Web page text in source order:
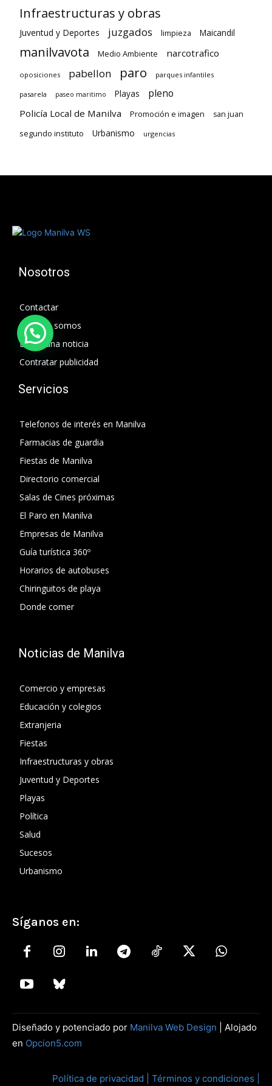
Infraestructuras y obras
Juventud y Deportes juzgados limpieza Maicandil
manilvavota Medio Ambiente narcotrafico
oposiciones pabellon paro parques infantiles
pasarela paseo maritimo Playas pleno
Policía Local de Manilva Promoción e imagen san juan
segundo instituto Urbanismo urgencias
Nosotros
Contactar
Quienes somos
Enviar una noticia
Contratar publicidad
Servicios
Telefonos de interés en Manilva
Farmacias de guardia
Fiestas de Manilva
Directorio comercial
Salas de Cines próximas
El Paro en Manilva
Empresas de Manilva
Guía turística 360º
Horarios de autobuses
Chiringuitos de playa
Donde comer
Noticias de Manilva
Comercio y empresas
Educación y colegios
Extranjeria
Fiestas
Infraestructuras y obras
Juventud y Deportes
Playas
Política
Salud
Sucesos
Urbanismo
Síganos en:
Diseñado y potenciado por Manilva Web Design | Alojado
en Opcion5.com
Política de privacidad | Términos y condiciones |